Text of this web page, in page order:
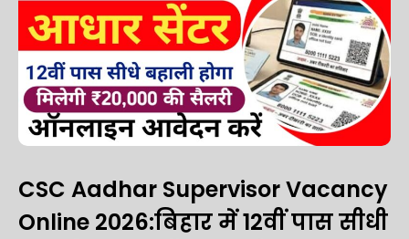
CSC Aadhar Supervisor Vacancy
Online 2026:बिहार में 12वीं पास सीधी